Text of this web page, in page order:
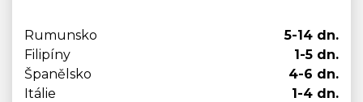
Rumunsko
5-14 dn.
Filipíny
1-5 dn.
Španělsko
4-6 dn.
Itálie
1-4 dn.